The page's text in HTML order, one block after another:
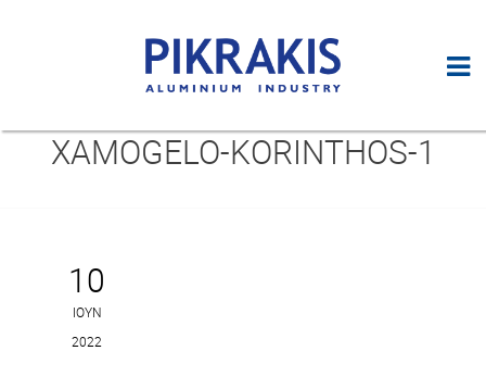
XAMOGELO-KORINTHOS-1
10
ΙΟΎΝ
2022